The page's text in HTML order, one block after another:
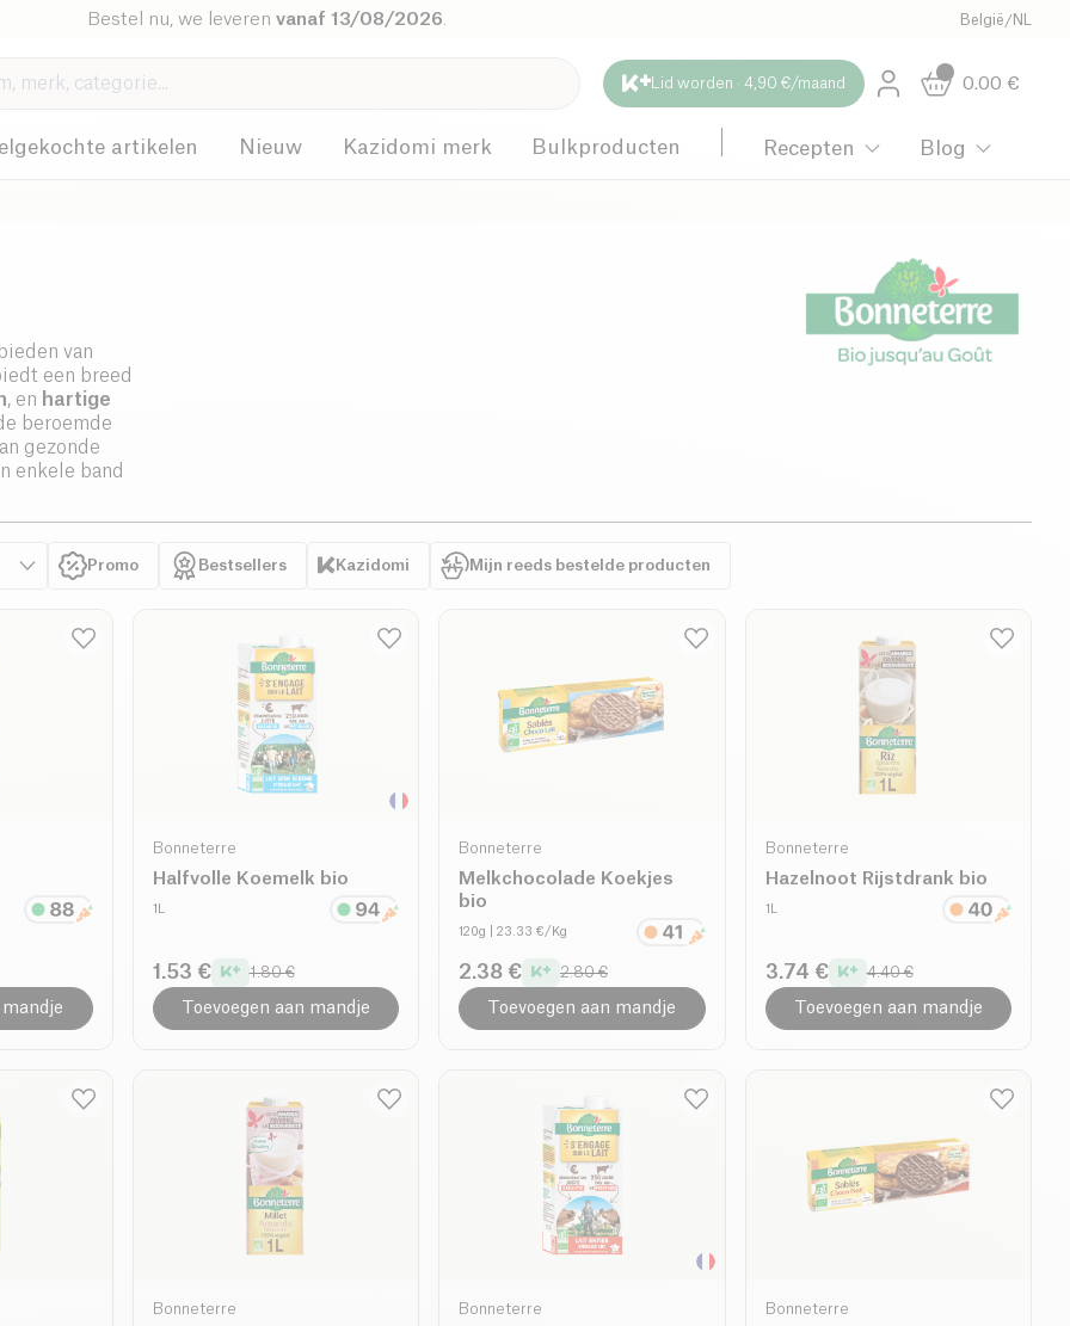
Bestel nu, we leverenvanaf 13/08/2026 België /NL
Lid worden · 4,90 €/maand 0.00 €
artikelen Nieuw Kazidomi merk Bulkproducten Recepten Blog
van
een breed
, en hartige
beroemde
gezonde
enkele band
Promo Bestsellers Kazidomi Mijn reeds bestelde producten
mandje
Bonneterre
Halfvolle Koemelk bio
1L
1.53 € 1.80 €
Toevoegen aan mandje
Bonneterre
Melkchocolade Koekjes
bio
120g | 23.33 €/Kg
2.38 € 2.80 €
Toevoegen aan mandje
Bonneterre
Hazelnoot Rijstdrank bio
1L
3.74 € 4.40 €
Toevoegen aan mandje
Bonneterre Bonneterre Bonneterre